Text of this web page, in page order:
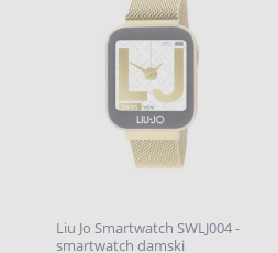
Liu Jo Smartwatch SWLJ004 -
smartwatch damski